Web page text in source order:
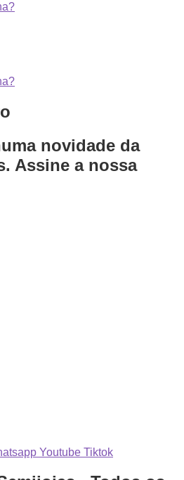
novidade da
Assine a nossa
Youtube Tiktok